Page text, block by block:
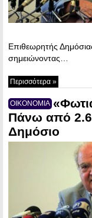
Επιθεωρητής
σημειώνοντας…
Περισσότερα »
ΟΙΚΟΝΟΜΙΑ
Πάνω από
Δημόσιο